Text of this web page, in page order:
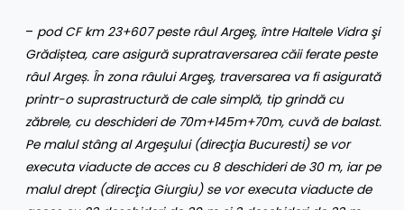
– pod CF km 23+607 peste râul Argeş, între Haltele Vidra şi
Grădiștea, care asigură supratraversarea căii ferate peste
râul Argeș. În zona râului Argeş, traversarea va fi asigurată
printr-o suprastructură de cale simplă, tip grindă cu
zăbrele, cu deschideri de 70m+145m+70m, cuvă de balast.
Pe malul stâng al Argeşului (direcţia Bucuresti) se vor
executa viaducte de acces cu 8 deschideri de 30 m, iar pe
malul drept (direcţia Giurgiu) se vor executa viaducte de